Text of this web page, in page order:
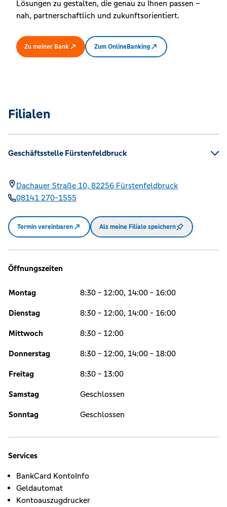
Lösungen zu gestalten, die genau zu Ihnen passen –
nah, partnerschaftlich und zukunftsorientiert.
Zu meiner Bank Zum OnlineBanking
Filialen
Geschäftsstelle Fürstenfeldbruck
Dachauer Straße 10, 82256 Fürstenfeldbruck
08141 270-1555
Termin vereinbaren Als meine Filiale speichern
Öffnungszeiten
Montag 8:30 - 12:00, 14:00 - 16:00
Dienstag 8:30 - 12:00, 14:00 - 16:00
Mittwoch 8:30 - 12:00
Donnerstag 8:30 - 12:00, 14:00 - 18:00
Freitag 8:30 - 13:00
Samstag Geschlossen
Sonntag Geschlossen
Services
BankCard KontoInfo
Geldautomat
Kontoauszugdrucker